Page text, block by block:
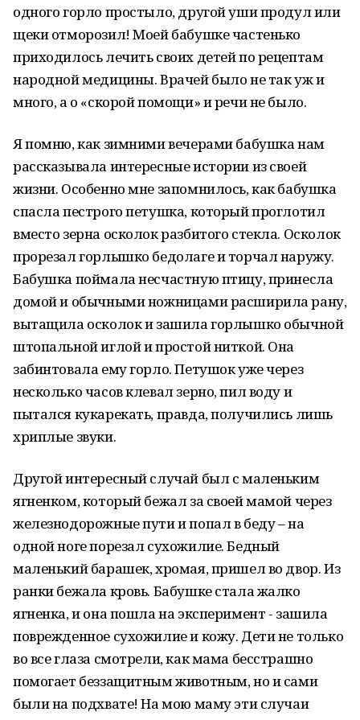
одного горло простыло, другой уши продул или
щеки отморозил! Моей бабушке частенько
приходилось лечить своих детей по рецептам
народной медицины. Врачей было не так уж и
много, а о «скорой помощи» и речи не было.
Я помню, как зимними вечерами бабушка нам
рассказывала интересные истории из своей
жизни. Особенно мне запомнилось, как бабушка
спасла пестрого петушка, который проглотил
вместо зерна осколок разбитого стекла. Осколок
прорезал горлышко бедолаге и торчал наружу.
Бабушка поймала несчастную птицу, принесла
домой и обычными ножницами расширила рану,
вытащила осколок и зашила горлышко обычной
штопальной иглой и простой ниткой. Она
забинтовала ему горло. Петушок уже через
несколько часов клевал зерно, пил воду и
пытался кукарекать, правда, получились лишь
хриплые звуки.
Другой интересный случай был с маленьким
ягненком, который бежал за своей мамой через
железнодорожные пути и попал в беду – на
одной ноге порезал сухожилие. Бедный
маленький барашек, хромая, пришел во двор. Из
ранки бежала кровь. Бабушке стала жалко
ягненка, и она пошла на эксперимент - зашила
поврежденное сухожилие и кожу. Дети не только
во все глаза смотрели, как мама бесстрашно
помогает беззащитным животным, но и сами
были на подхвате! На мою маму эти случаи